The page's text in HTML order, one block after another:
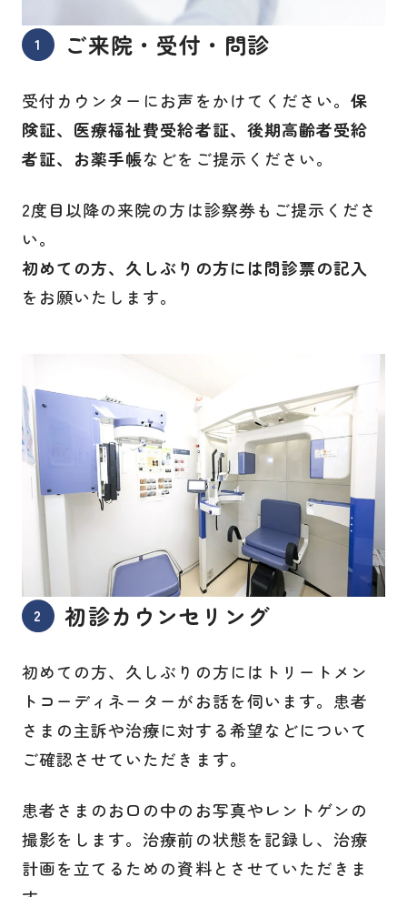
ご来院・受付・問診
受付カウンターにお声をかけてください。保
険証、医療福祉費受給者証、後期高齢者受給
者証、お薬手帳などをご提示ください。
2度目以降の来院の方は診察券もご提示くださ
い。
初めての方、久しぶりの方には問診票の記入
をお願いたします。
初診カウンセリング
初めての方、久しぶりの方にはトリートメン
トコーディネーターがお話を伺います。患者
さまの主訴や治療に対する希望などについて
ご確認させていただきます。
患者さまのお口の中のお写真やレントゲンの
撮影をします。治療前の状態を記録し、治療
計画を立てるための資料とさせていただきま